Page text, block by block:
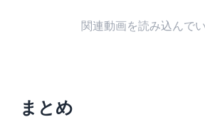
関連動画を読み込んで
まとめ